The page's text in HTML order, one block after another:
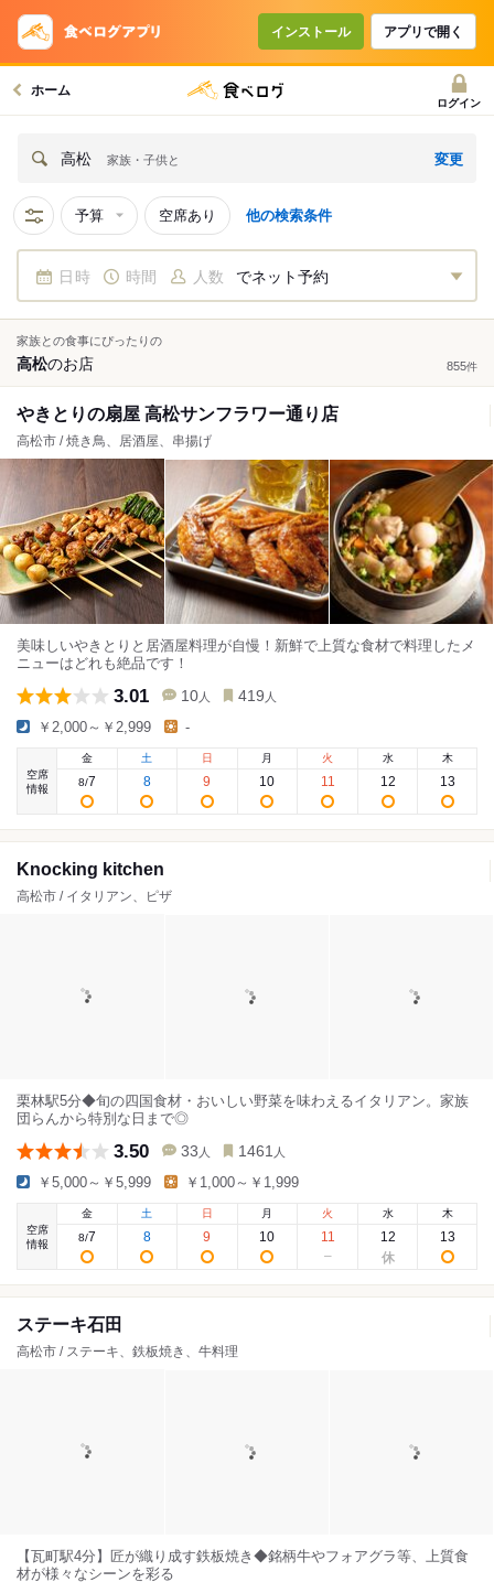
インストール アプリで開く
ホーム
ログイン
高松 家族・子供と 変更
予算 空席あり 他の検索条件
日時 時間 人数 でネット予約
家族との食事にぴったりの
高松のお店 855件
やきとりの扇屋 高松サンフラワー通り店
高松市 / 焼き鳥、居酒屋、串揚げ
美味しいやきとりと居酒屋料理が自慢！新鮮で上質な食材で料理したメ
ニューはどれも絶品です！
3.01 10 人 419 人
￥2,000～￥2,999 -
空席
情報
金
8/7
土
8
日
9
月
10
火
11
水
12
木
13
Knocking kitchen
高松市 / イタリアン、ピザ
栗林駅5分◆旬の四国食材・おいしい野菜を味わえるイタリアン。家族
団らんから特別な日まで◎
3.50 33 人 1461 人
￥5,000～￥5,999 ￥1,000～￥1,999
空席
情報
金
8/7
土
8
日
9
月
10
火
11
水
12
木
13
ステーキ石田
高松市 / ステーキ、鉄板焼き、牛料理
【瓦町駅4分】匠が織り成す鉄板焼き◆銘柄牛やフォアグラ等、上質食
材が様々なシーンを彩る